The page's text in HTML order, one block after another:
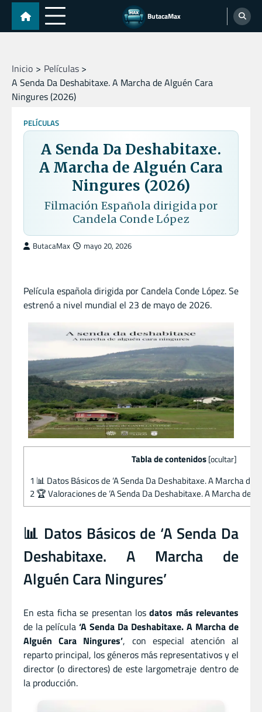
Skip
content
ButacaMax
Inicio
Películas
A Senda Da Deshabitaxe. A Marcha de Alguén Cara
Ningures (2026)
PELÍCULAS
A Senda Da Deshabitaxe.
A Marcha de Alguén Cara
Ningures (2026)
Filmación Española dirigida por
Candela Conde López
ButacaMax mayo 20, 2026
Película española dirigida por Candela Conde López. Se
estrenó a nivel mundial el 23 de mayo de 2026.
Tabla de contenidos [ocultar]
1 📊 Datos Básicos de ‘A Senda Da Deshabitaxe. A Marcha de
2🏆 Valoraciones de ‘A Senda Da Deshabitaxe. A Marcha de
📊 Datos Básicos de ‘A Senda Da
Deshabitaxe. A Marcha de
Alguén Cara Ningures’
En esta ficha se presentan losdatos más relevantes
de la película ‘A Senda Da Deshabitaxe. A Marcha de
Alguén Cara Ningures’, con especial atención al
reparto principal, los géneros más representativos y el
director (o directores) de este largometraje dentro de
la producción.